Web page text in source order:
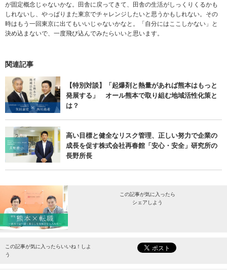
が固定概念じゃないかな。田舎に戻ってきて、田舎の生活がしっくりくるかも
しれないし、やっぱりまた東京でチャレンジしたいと思うかもしれない。その
時はもう一回東京に出てもいいじゃないかなと。「自分にはここしかない」と
決め込まないで、一度飛び込んでみたらいいと思います。
関連記事
【特別対談】「起爆剤と熱量があれば熊本はもっと
発展する」 オール熊本で取り組む地域活性化策と
は？
高い目標と健全なリスク管理、正しい努力で企業の
成長を促す株式会社再春館「安心・安全」研究所の
長野所長
この記事が気に入ったら
シェアしよう
最新情報をお届けします。
この記事が気に入ったらいいね！しよ
う